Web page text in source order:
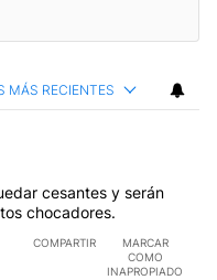
MÁS RECIENTES
cesantes y serán
chocadores.
COMPARTIR
MARCAR
COMO
INAPROPIADO